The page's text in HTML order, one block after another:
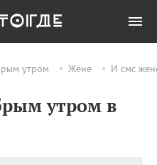
утром Жене И смс
утром в
Все
Рождество святителя
Николая Чудотворца